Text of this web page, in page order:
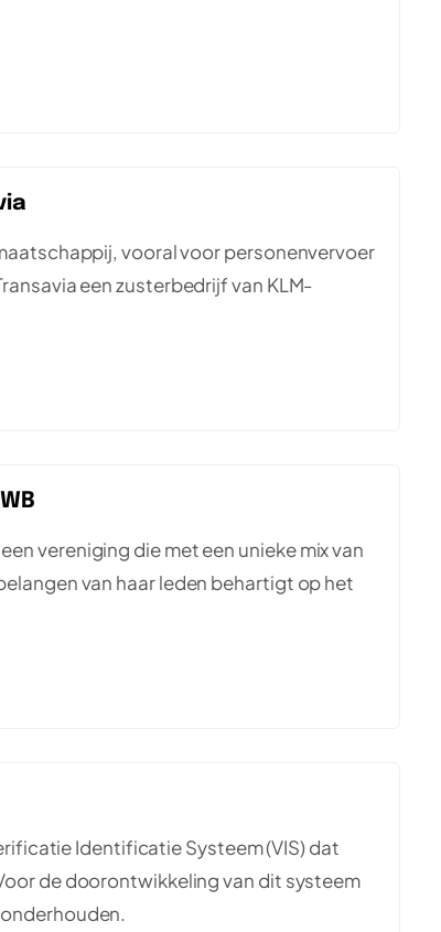
vooral voor personenvervoer
een zusterbedrijf van KLM-
vereniging die met een unieke mix van
van haar leden behartigt op het
Identificatie Systeem (VIS) dat
de doorontwikkeling van dit systeem